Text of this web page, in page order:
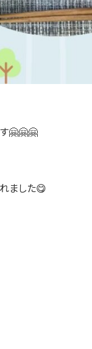
🤗🤗🤗
ました😋